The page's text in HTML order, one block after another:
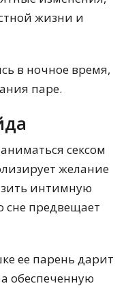
жизни и
в ночное время,
паре.
сексом
желание
интимную
сне предвещает
ее парень дарит
обеспеченную